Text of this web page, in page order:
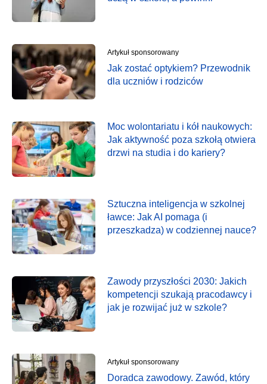
Artykuł sponsorowany
Jak zostać optykiem? Przewodnik
dla uczniów i rodziców
Moc wolontariatu i kół naukowych:
Jak aktywność poza szkołą otwiera
drzwi na studia i do kariery?
Sztuczna inteligencja w szkolnej
ławce: Jak AI pomaga (i
przeszkadza) w codziennej nauce?
Zawody przyszłości 2030: Jakich
kompetencji szukają pracodawcy i
jak je rozwijać już w szkole?
Artykuł sponsorowany
Doradca zawodowy. Zawód, który